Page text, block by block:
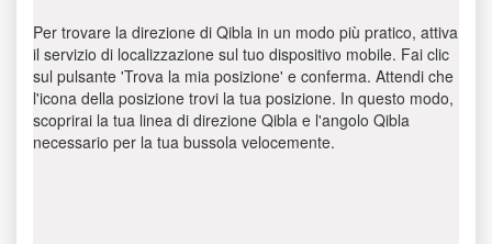
Per trovare la direzione di Qibla in un modo più pratico, attiva
il servizio di localizzazione sul tuo dispositivo mobile. Fai clic
sul pulsante 'Trova la mia posizione' e conferma. Attendi che
l'icona della posizione trovi la tua posizione. In questo modo,
scoprirai la tua linea di direzione Qibla e l'angolo Qibla
necessario per la tua bussola velocemente.